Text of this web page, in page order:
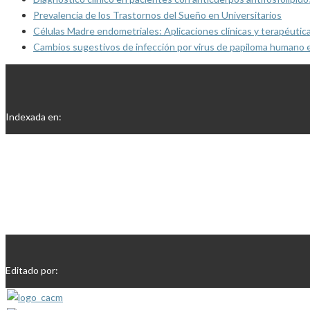
Prevalencia de los Trastornos del Sueño en Universitarios
Células Madre endometriales: Aplicaciones clínicas y
Cambios sugestivos de infección por virus de papiloma
Indexada en:
Editado por: